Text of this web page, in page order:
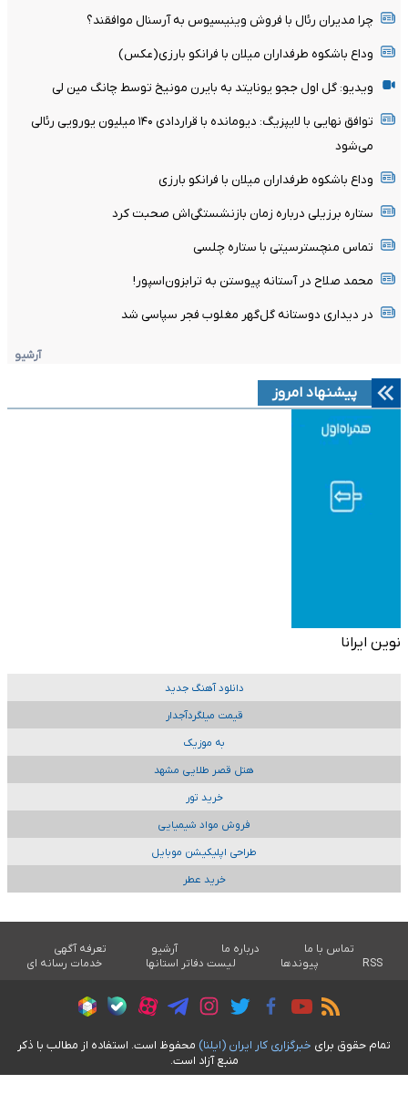
چرا مدیران رئال با فروش وینیسیوس به آرسنال موافقند؟
وداع باشکوه طرفداران میلان با فرانکو بارزی(عکس)
ویدیو: گل اول ججو یونایتد به بایرن مونیخ توسط چانگ مین لی
توافق نهایی با لایپزیگ: دیومانده با قراردادی ۱۴۰ میلیون یورویی رئالی
می‌شود
وداع باشکوه طرفداران میلان با فرانکو بارزی
ستاره برزیلی درباره زمان بازنشستگی‌اش صحبت کرد
تماس منچسترسیتی با ستاره چلسی
محمد صلاح در آستانه پیوستن به ترابزون‌اسپور!
در دیداری دوستانه گل‌گهر مغلوب فجر سپاسی شد
آرشیو
پیشنهاد امروز
نوین ایرانا
دانلود آهنگ جدید
قیمت میلگردآجدار
به موزیک
هتل قصر طلایی مشهد
خرید تور
فروش مواد شیمیایی
طراحی اپلیکیشن موبایل
خرید عطر
تماس با ما درباره ما آرشیو
تعرفه آگهی
RSS
پیوندها لیست دفاتر استانها خدمات رسانه ای
تمام حقوق برای خبرگزاری کار ايران (ايلنا) محفوظ است. استفاده از مطالب با ذکر
منبع آزاد است.